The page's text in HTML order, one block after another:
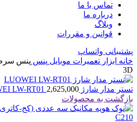
تماس با ما
درباره ما
وبلاگ
قوانین و مقررات
پشتیبانی واتساپ
خانه ابزار تعمیرات موبایل پنس
3D
تستر مدار شارژ LUOWEI LW-RT01 2,625,000
بازگشت به محصولات